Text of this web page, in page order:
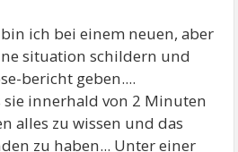
ich bei einem neuen, aber
situation schildern und
bericht geben....
sie innerhald von 2 Minuten
alles zu wissen und das
zu haben... Unter einer